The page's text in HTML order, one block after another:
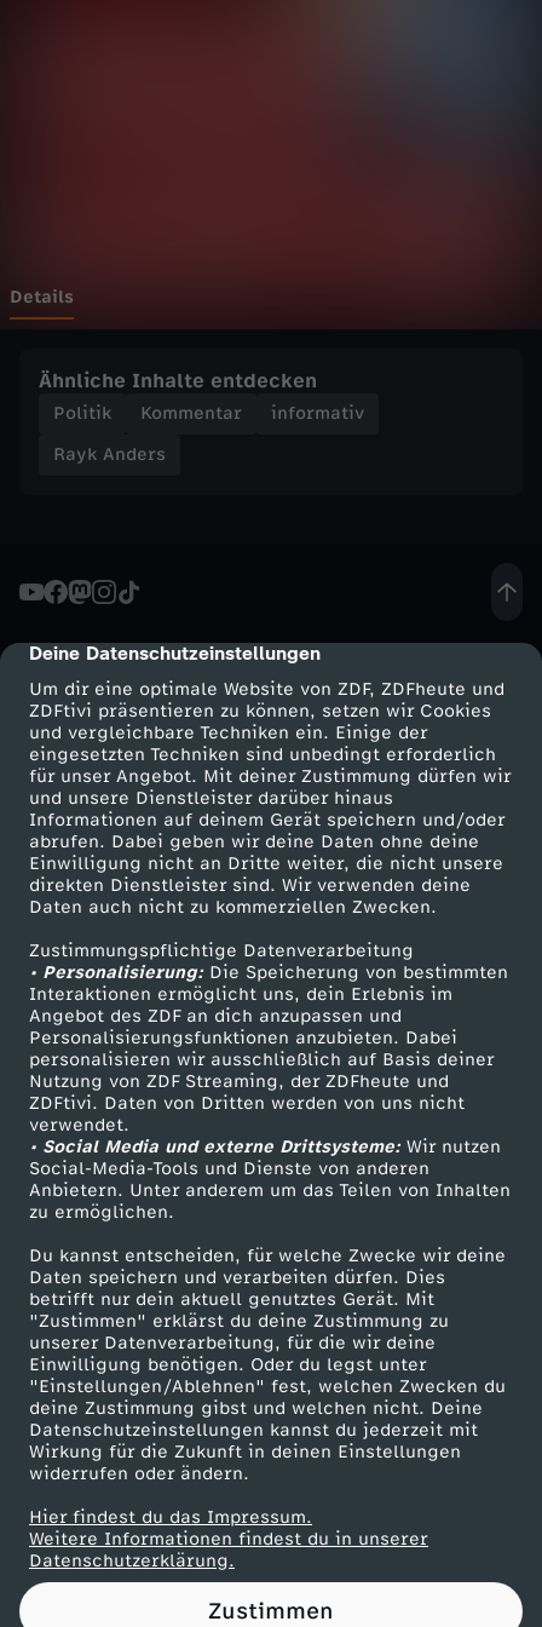
cmp-dialog-description
Deine Datenschutzeinstellungen
Um dir eine optimale Website von ZDF, ZDFheute und
ZDFtivi präsentieren zu können, setzen wir Cookies
und vergleichbare Techniken ein. Einige der
eingesetzten Techniken sind unbedingt erforderlich
für unser Angebot. Mit deiner Zustimmung dürfen wir
und unsere Dienstleister darüber hinaus
Informationen auf deinem Gerät speichern und/oder
abrufen. Dabei geben wir deine Daten ohne deine
Einwilligung nicht an Dritte weiter, die nicht unsere
direkten Dienstleister sind. Wir verwenden deine
Daten auch nicht zu kommerziellen Zwecken.
Zustimmungspflichtige Datenverarbeitung
• Personalisierung:Die Speicherung von bestimmten
Interaktionen ermöglicht uns, dein Erlebnis im
Angebot des ZDF an dich anzupassen und
Personalisierungsfunktionen anzubieten. Dabei
personalisieren wir ausschließlich auf Basis deiner
Nutzung von ZDF Streaming, der ZDFheute und
ZDFtivi. Daten von Dritten werden von uns nicht
verwendet.
• Social Media und externe Drittsysteme:Wir nutzen
Social-Media-Tools und Dienste von anderen
Anbietern. Unter anderem um das Teilen von Inhalten
zu ermöglichen.
Du kannst entscheiden, für welche Zwecke wir deine
Daten speichern und verarbeiten dürfen. Dies
betrifft nur dein aktuell genutztes Gerät. Mit
"Zustimmen" erklärst du deine Zustimmung zu
unserer Datenverarbeitung, für die wir deine
Einwilligung benötigen. Oder du legst unter
"Einstellungen/Ablehnen" fest, welchen Zwecken du
deine Zustimmung gibst und welchen nicht. Deine
Datenschutzeinstellungen kannst du jederzeit mit
Wirkung für die Zukunft in deinen Einstellungen
widerrufen oder ändern.
Hier findest du das Impressum.
Weitere Informationen findest du in unserer
Datenschutzerklärung.
Zustimmen
a
u
m
i
c
h
E
r
d
o
g
a
n
s
o
a
u
f
r
e
g
Details
Ähnliche Inhalte entdecken
Politik Kommentar
informativ
Rayk Anders
Mehr ZDF
ZDF-Apps
Smart TV
ZDFtext
Livestreams
Sendungen A-Z
TV-Programm
Service
ZDFmitreden
Kontakt zum ZDF
Tickets
Zuschauerservice
Hilfe
ZDF Unternehmen
Karriere
ZDF goes Schule
Werbefernsehen
Mainzelmännchen
Partner